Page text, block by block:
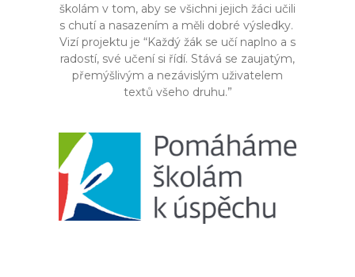
školám v tom, aby se všichni jejich žáci učili
s chutí a nasazením a měli dobré výsledky.
Vizí projektu je “Každý žák se učí naplno a s
radostí, své učení si řídí. Stává se zaujatým,
přemýšlivým a nezávislým uživatelem
textů všeho druhu.”